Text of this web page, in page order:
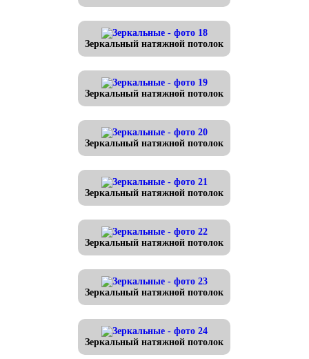
Зеркальный натяжной потолок
Зеркальный натяжной потолок
Зеркальный натяжной потолок
Зеркальный натяжной потолок
Зеркальный натяжной потолок
Зеркальный натяжной потолок
Зеркальный натяжной потолок